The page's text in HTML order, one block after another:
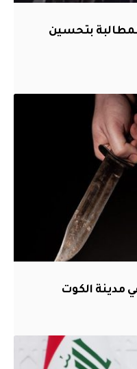
بتحسين
الكوت